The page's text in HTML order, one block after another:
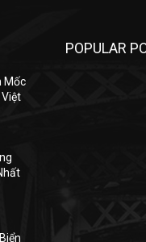
Mốc
POPULAR